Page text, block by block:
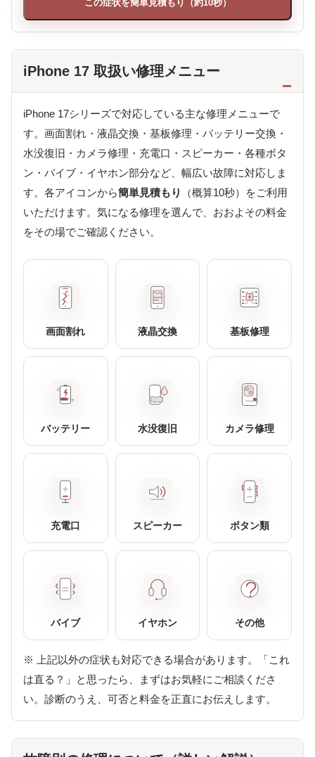
この症状を簡単見積もり（約10秒）
iPhone 17 取扱い修理メニュー
iPhone 17シリーズで対応している主な修理メニューで
す。画面割れ・液晶交換・基板修理・バッテリー交換・
水没復旧・カメラ修理・充電口・スピーカー・各種ボタ
ン・バイブ・イヤホン部分など、幅広い故障に対応しま
す。各アイコンから簡単見積もり
（概算10秒）をご利用
いただけます。気になる修理を選んで、おおよその料金
をその場でご確認ください。
画面割れ 液晶交換 基板修理
バッテリー 水没復旧 カメラ修理
充電口 スピーカー ボタン類
バイブ イヤホン その他
※ 上記以外の症状も対応できる場合があります。「これ
は直る？」と思ったら、まずはお気軽にご相談くださ
い。診断のうえ、可否と料金を正直にお伝えします。